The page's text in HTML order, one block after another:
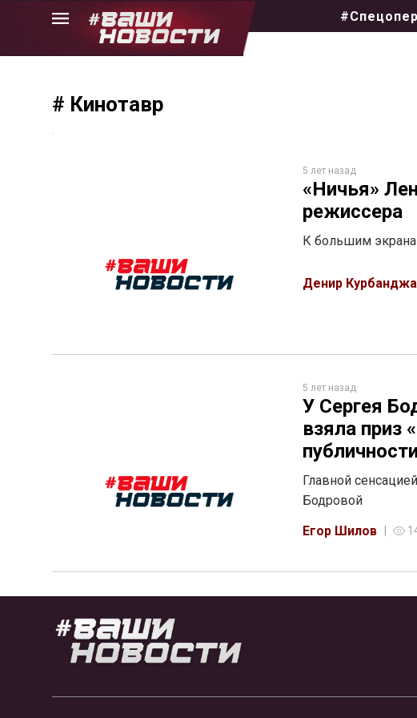
Skip
# Кинотавр
5 лет назад
«Ничья»
режиссера
К большим
Денир
5 лет назад
У Сергея
взяла приз
Главной
Бодровой
Егор Шилов